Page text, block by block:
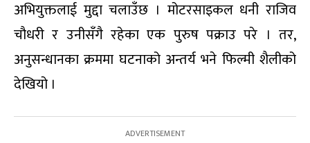
अभियुक्तलाई मुद्दा चलाउँछ । मोटरसाइकल धनी राजिव
चौधरी र उनीसँगै रहेका एक पुरुष पक्राउ परे । तर,
अनुसन्धानका क्रममा घटनाको अन्तर्य भने फिल्मी शैलीको
देखियो ।